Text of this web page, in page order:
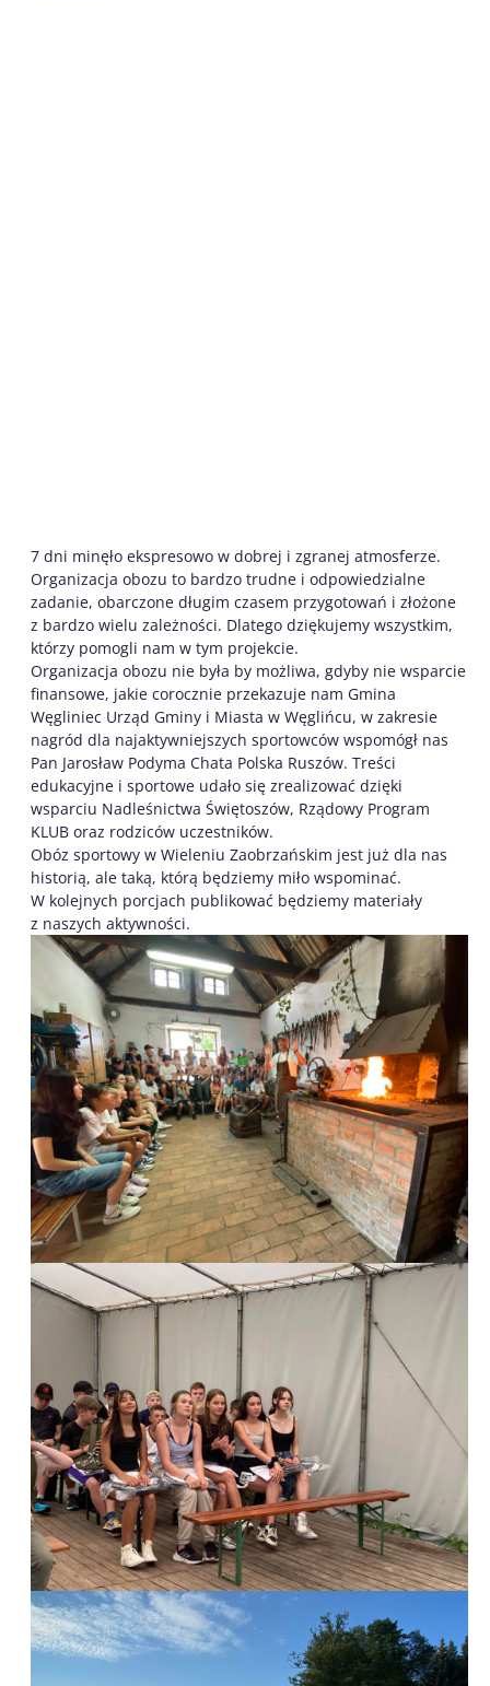
7 dni minęło ekspresowo w dobrej i zgranej atmosferze.
Organizacja obozu to bardzo trudne i odpowiedzialne
zadanie, obarczone długim czasem przygotowań i złożone
z bardzo wielu zależności. Dlatego dziękujemy wszystkim,
którzy pomogli nam w tym projekcie.
Organizacja obozu nie była by możliwa, gdyby nie wsparcie
finansowe, jakie corocznie przekazuje nam Gmina
Węgliniec Urząd Gminy i Miasta w Węglińcu, w zakresie
nagród dla najaktywniejszych sportowców wspomógł nas
Pan Jarosław Podyma Chata Polska Ruszów. Treści
edukacyjne i sportowe udało się zrealizować dzięki
wsparciu Nadleśnictwa Świętoszów, Rządowy Program
KLUB oraz rodziców uczestników.
Obóz sportowy w Wieleniu Zaobrzańskim jest już dla nas
historią, ale taką, którą będziemy miło wspominać.
W kolejnych porcjach publikować będziemy materiały
z naszych aktywności.